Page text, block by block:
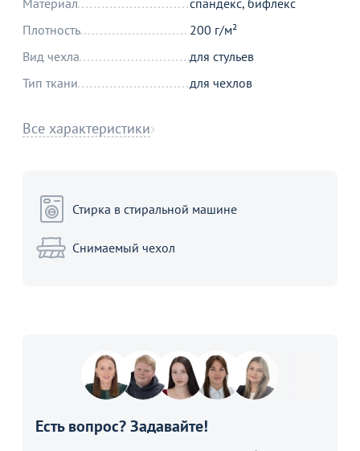
Материал
спандекс, бифлекс
Плотность
200 г/м²
Вид чехла
для стульев
Тип ткани
для чехлов
Все характеристики
Стирка в стиральной машине
Снимаемый чехол
Есть вопрос? Задавайте!